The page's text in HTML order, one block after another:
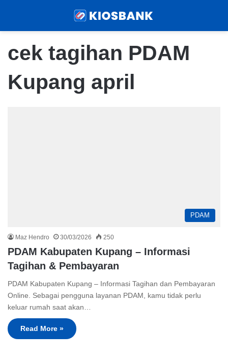
cek tagihan PDAM
Kupang april
PDAM
Maz Hendro 30/03/2026 250
PDAM Kabupaten Kupang – Informasi
Tagihan & Pembayaran
PDAM Kabupaten Kupang – Informasi Tagihan dan Pembayaran
Online. Sebagai pengguna layanan PDAM, kamu tidak perlu
keluar rumah saat akan…
Read More »